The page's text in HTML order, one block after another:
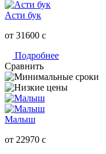
Асти бук
от 31600 c
Подробнее
Сравнить
Малыш
от 22970 c